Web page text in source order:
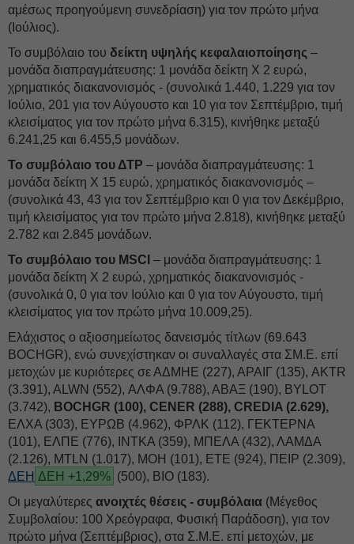
αμέσως προηγούμενη συνεδρίαση) για τον πρώτο μήνα
(Ιούλιος).
Το συμβόλαιο του δείκτη υψηλής κεφαλαιοποίησης –
μονάδα διαπραγμάτευσης: 1 μονάδα δείκτη Χ 2 ευρώ,
χρηματικός διακανονισμός - (συνολικά 1.440, 1.229 για τον
Ιούλιο, 201 για τον Αύγουστο και 10 για τον Σεπτέμβριο, τιμή
κλεισίματος για τον πρώτο μήνα 6.315), κινήθηκε μεταξύ
6.241,25 και 6.455,5 μονάδων.
Το συμβόλαιο του ΔΤΡ – μονάδα διαπραγμάτευσης: 1
μονάδα δείκτη Χ 15 ευρώ, χρηματικός διακανονισμός –
(συνολικά 43, 43 για τον Σεπτέμβριο και 0 για τον Δεκέμβριο,
τιμή κλεισίματος για τον πρώτο μήνα 2.818), κινήθηκε μεταξύ
2.782 και 2.845 μονάδων.
Το συμβόλαιο του MSCI – μονάδα διαπραγμάτευσης: 1
μονάδα δείκτη Χ 2 ευρώ, χρηματικός διακανονισμός -
(συνολικά 0, 0 για τον Ιούλιο και 0 για τον Αύγουστο, τιμή
κλεισίματος για τον πρώτο μήνα 10.009,25).
Ελάχιστος ο αξιοσημείωτος δανεισμός τίτλων (69.643
BOCHGR), ενώ συνεχίστηκαν οι συναλλαγές στα ΣΜ.Ε. επί
μετοχών με κυριότερες σε ΑΔΜΗΕ (227), ΑΡΑΙΓ (135), AKTR
(3.391), ALWN (552), ΑΛΦΑ (9.788), ΑΒΑΞ (190), BYLOT
(3.742), BOCHGR (100), CENER (288), CREDIA (2.629),
ΕΛΧΑ (303), ΕΥΡΩΒ (4.962), ΦΡΛΚ (112), ΓΕΚΤΕΡΝΑ
(101), ΕΛΠΕ (776), ΙΝΤΚΑ (359), ΜΠΕΛΑ (432), ΛΑΜΔΑ
(2.126), MTLN (1.017), ΜΟΗ (101), ΕΤΕ (924), ΠΕΙΡ (2.309),
ΔΕΗ ΔΕΗ +1,29% (500), ΒΙΟ (183).
Οι μεγαλύτερες ανοιχτές θέσεις - συμβόλαια (Μέγεθος
Συμβολαίου: 100 Χρεόγραφα, Φυσική Παράδοση), για τον
πρώτο μήνα (Σεπτέμβριος), στα Σ.Μ.Ε. επί μετοχών, με